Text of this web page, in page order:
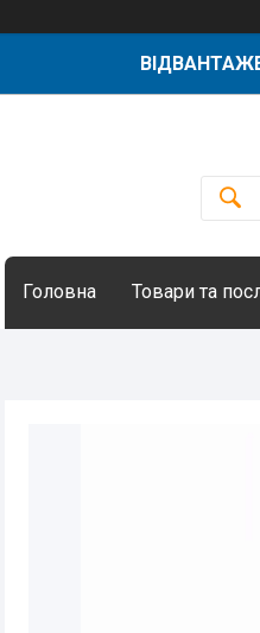
Головна Товари та